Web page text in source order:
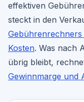
effektiven
steckt in den
Kosten. Was nach
übrig bleibt,
Gewinnmarge und